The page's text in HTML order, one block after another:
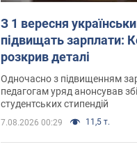
З 1 вересня
підвищать зарплати:
розкрив деталі
Одночасно з підвищенням
педагогам уряд анонсував
студентських стипендій
7.08.2026 00:29 11,5 т.